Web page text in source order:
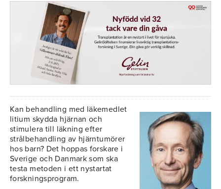
Kan behandling med läkemedlet
litium skydda hjärnan och
stimulera till läkning efter
strålbehandling av hjärntumörer
hos barn? Det hoppas forskare i
Sverige och Danmark som ska
testa metoden i ett nystartat
forskningsprogram.